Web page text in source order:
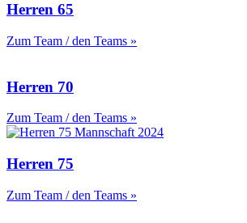
Herren 65
Zum Team / den Teams »
Herren 70
Zum Team / den Teams »
Herren 75
Zum Team / den Teams »